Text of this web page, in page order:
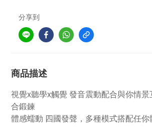
分享到
商品描述
視覺x聽學x觸覺 發音震動配合與你情
合鍛鍊
體感蠕動 四國發聲，多種模式搭配任你